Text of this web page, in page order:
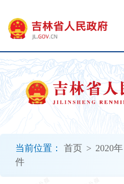
当前位置： 首页 > 2020年
件
开
无
障
碍
说
明
加